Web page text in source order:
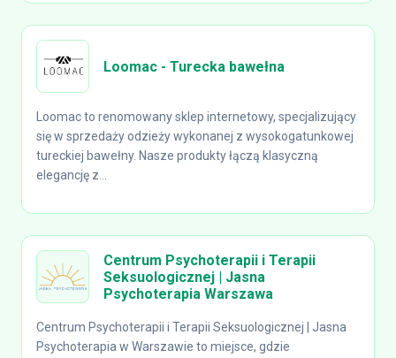
Loomac - Turecka bawełna
Loomac to renomowany sklep internetowy, specjalizujący
się w sprzedaży odzieży wykonanej z wysokogatunkowej
tureckiej bawełny. Nasze produkty łączą klasyczną
elegancję z...
Centrum Psychoterapii i Terapii
Seksuologicznej | Jasna
Psychoterapia Warszawa
Centrum Psychoterapii i Terapii Seksuologicznej | Jasna
Psychoterapia w Warszawie to miejsce, gdzie